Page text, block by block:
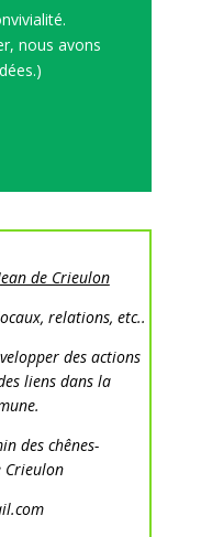
nous avons
de Crieulon
relations, etc..
des actions
liens dans la
des chênes-
Crieulon